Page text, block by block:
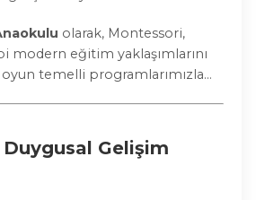
eğlenceli bulur ve bilgileri
alırlar.
olarak, Montessori,
modern eğitim yaklaşımlarını
oyun temelli programlarımızla
Gelişim